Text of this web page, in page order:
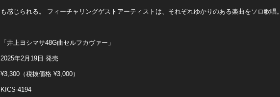
も感じられる。 フィーチャリングゲストアーティストは、それぞれゆかりのある楽曲をソロ歌唱。
「井上ヨシマサ48G曲セルフカヴァー」
2025年2月19日 発売
¥3,300（税抜価格 ¥3,000）
KICS-4194